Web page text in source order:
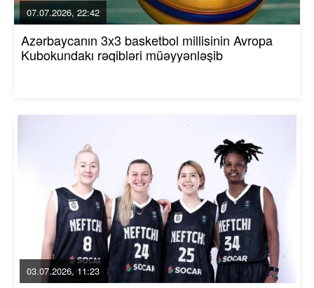
07.07.2026, 22:42
Azərbaycanın 3x3 basketbol millisinin Avropa
Kubokundakı rəqibləri müəyyənləşib
03.07.2026, 11:23